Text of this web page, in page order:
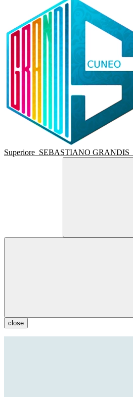
Superiore SEBASTIANO GRANDIS
close